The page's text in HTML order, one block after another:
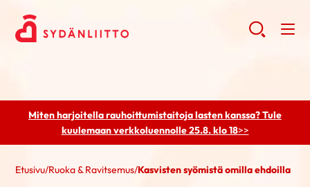
Miten harjoitella rauhoittumistaitoja lasten kanssa? Tule
kuulemaanverkkoluennolle 25.8. klo 18>>
Etusivu/Ruoka & Ravitsemus/Kasvisten syömistä omilla ehdoilla